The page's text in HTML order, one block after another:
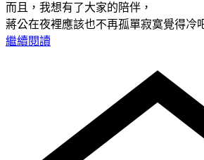
而且，我想有了大家的陪伴，
蔣公在夜裡應該也不再孤單寂寞覺得冷
繼續閱讀